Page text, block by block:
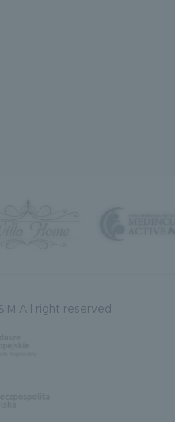
All right reserved